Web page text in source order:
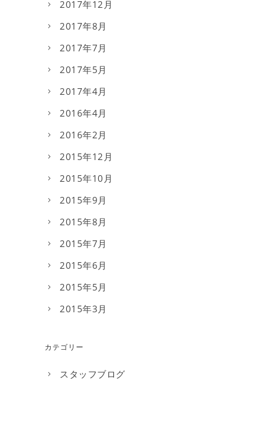
2017年12月
2017年8月
2017年7月
2017年5月
2017年4月
2016年4月
2016年2月
2015年12月
2015年10月
2015年9月
2015年8月
2015年7月
2015年6月
2015年5月
2015年3月
カテゴリー
スタッフブログ